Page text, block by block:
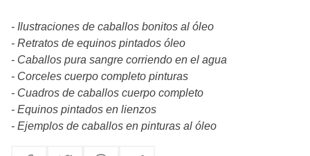
- Ilustraciones de caballos bonitos al óleo
- Retratos de equinos pintados óleo
- Caballos pura sangre corriendo en el agua
- Corceles cuerpo completo pinturas
- Cuadros de caballos cuerpo completo
- Equinos pintados en lienzos
- Ejemplos de caballos en pinturas al óleo